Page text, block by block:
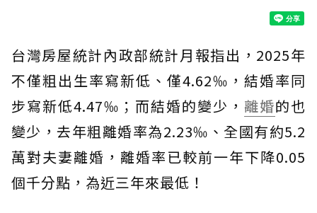
台灣房屋統計內政部統計月報指出，2025年
不僅粗出生率寫新低、僅4.62‰，結婚率同
步寫新低4.47‰；而結婚的變少， 離婚的也
變少，去年粗離婚率為2.23‰、全國有約5.2
萬對夫妻離婚，離婚率已較前一年下降0.05
個千分點，為近三年來最低！